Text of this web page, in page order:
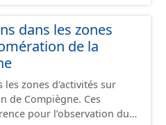
sur l'Agglomération de la
et de Venette.
Automne. Ce PLUiH est
prescriptions nationales
administratives, le rapport
règlements écrits et
OAP et les données
que seuls les documents
dans les zones
de la
zones d'activités sur
de Compiègne. Ces
pour l’observation du